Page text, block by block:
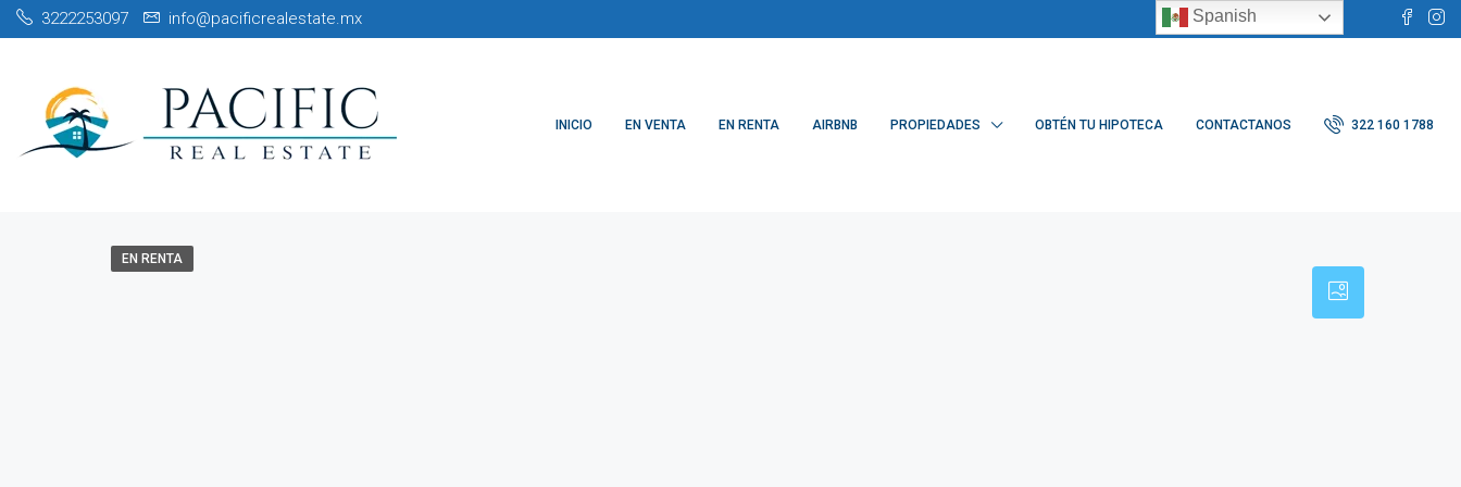
3222253097 info@pacificrealestate.mx
INICIO EN VENTA EN RENTA AIRBNB PROPIEDADES OBTÉN TU HIPOTECA CONTACTANOS 322 160 1788
EN RENTA
Spanish